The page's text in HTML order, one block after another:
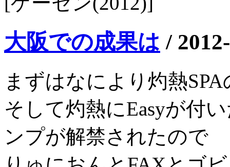
大阪での成果は /
まずはなにより灼熱
そして灼熱にEasyが付
ンプが解禁されたので